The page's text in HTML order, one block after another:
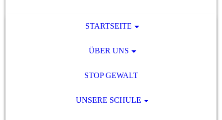
STARTSEITE
ÜBER UNS
STOP GEWALT
UNSERE SCHULE